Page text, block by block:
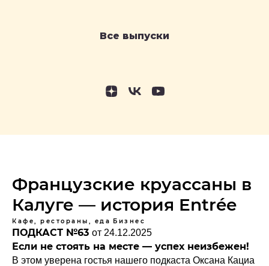
Все выпуски
Французские круассаны в
Калуге — история Entrée
Кафе, рестораны, еда Бизнес
ПОДКАСТ №63 от 24.12.2025
Если не стоять на месте — успех неизбежен!
В этом уверена гостья нашего подкаста Оксана Кациа